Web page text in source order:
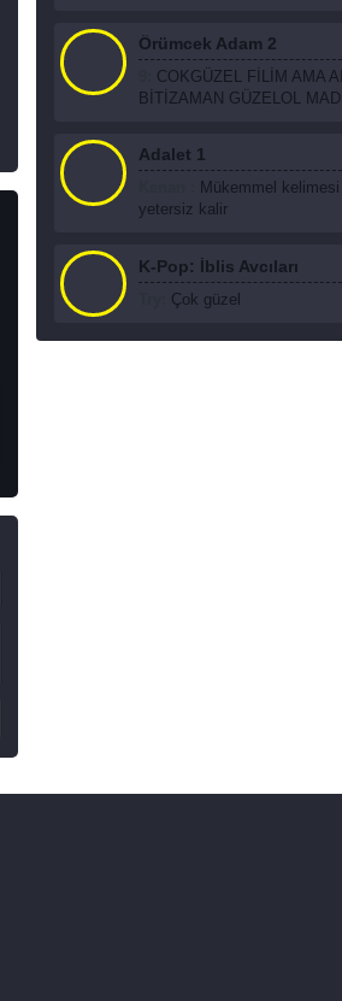
Örümcek Adam 2
COKGÜZEL FİLİM AMA AI
BİTİZAMAN GÜZELOL MADI
Adalet 1
Mükemmel kelimesi
yetersiz kalir
K-Pop: İblis Avcıları
Çok güzel